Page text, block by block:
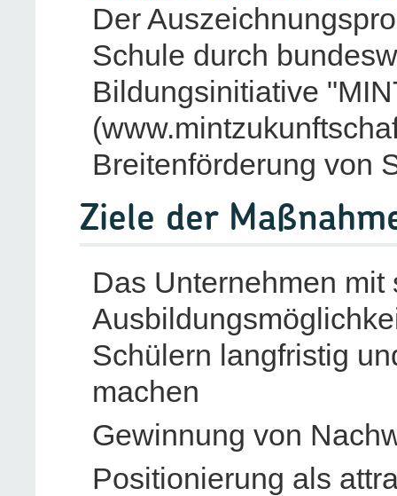
Der
Schule durch
Bildungsinitiative
Breitenförderung von
Ziele der
Das Unternehmen mit
Schülern langfristig
machen
Gewinnung von
Positionierung als